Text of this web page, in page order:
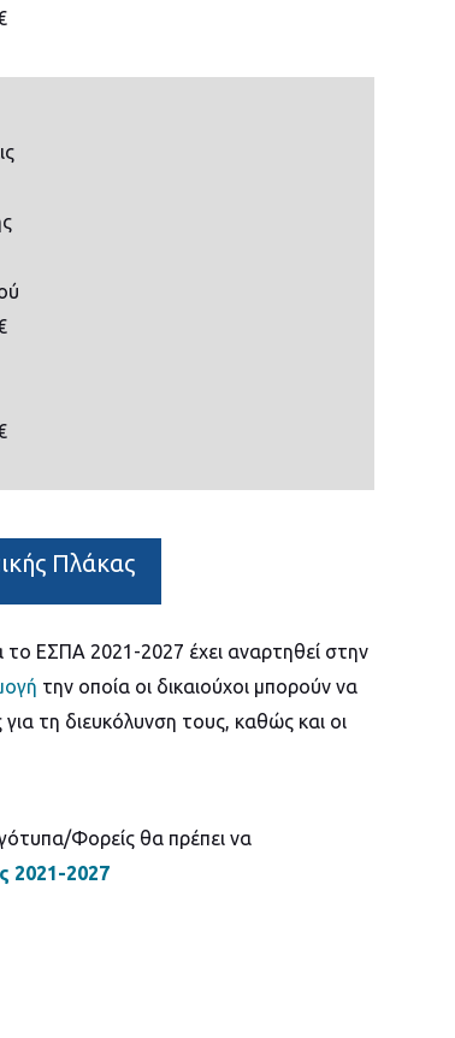
Πλάκας
το ΕΣΠΑ 2021-2027 έχει αναρτηθεί στην
την οποία οι δικαιούχοι μπορούν να
για τη διευκόλυνση τους, καθώς και οι
Φορείς θα πρέπει να
2021-2027